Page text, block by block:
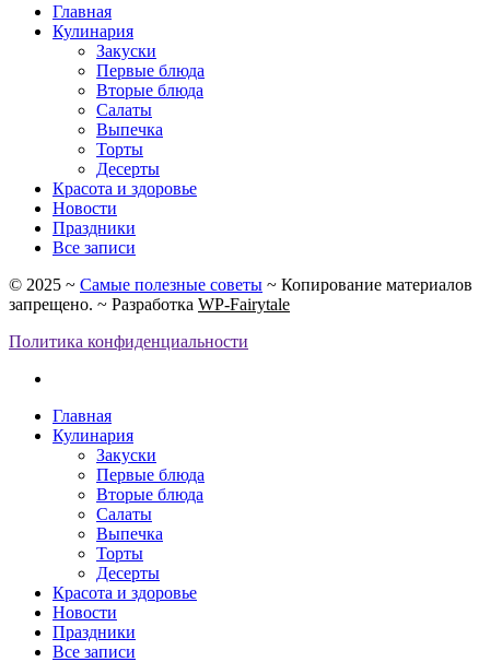
Главная
Кулинария
Закуски
Первые блюда
Вторые блюда
Салаты
Выпечка
Торты
Десерты
Красота и здоровье
Новости
Праздники
Все записи
© 2025 ~ Самые полезные советы ~ Копирование материалов
запрещено. ~ Разработка WP-Fairytale
Политика конфиденциальности
Главная
Кулинария
Закуски
Первые блюда
Вторые блюда
Салаты
Выпечка
Торты
Десерты
Красота и здоровье
Новости
Праздники
Все записи